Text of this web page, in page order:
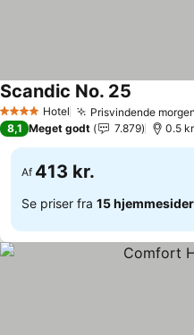
4 StjernerHotel Prisvindende
Scandic No. 25
8,1 Meget godt 7.879 0.5
Af 413 kr.
Se priser fra 15 hjemmesider